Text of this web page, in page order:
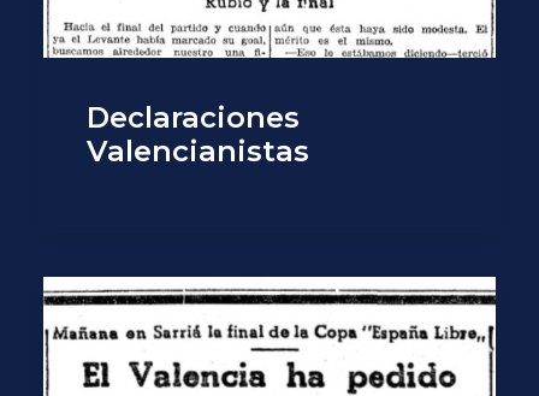
Declaraciones
Valencianistas